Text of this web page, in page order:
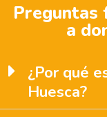
Preguntas
a
¿Por qué
Huesca?